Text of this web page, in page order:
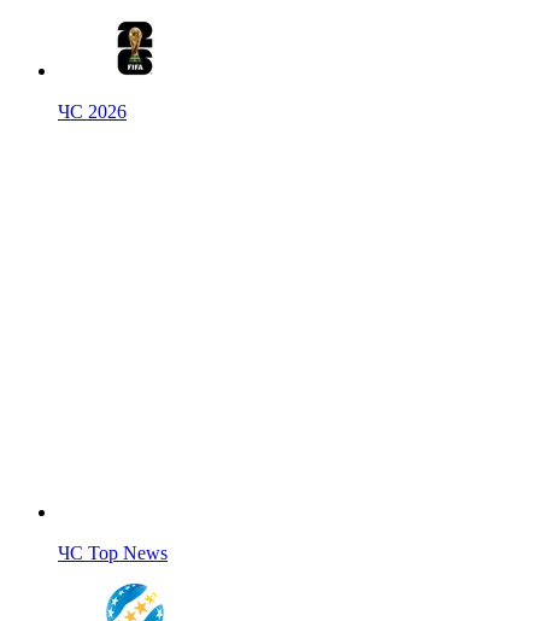
ЧС 2026
ЧС Top News